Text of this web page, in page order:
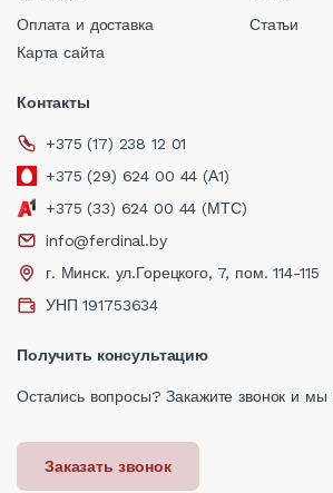
Оплата и доставка
Статьи
Карта сайта
Контакты
+375 (17) 238 12 01
+375 (29) 624 00 44 (А1)
+375 (33) 624 00 44 (МТС)
info@ferdinal.by
г. Минск. ул.Горецкого, 7, пом. 114-115
УНП 191753634
Получить консультацию
Остались вопросы? Закажите звонок и
Заказать звонок